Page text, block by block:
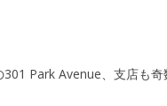
Park Avenue、支店も